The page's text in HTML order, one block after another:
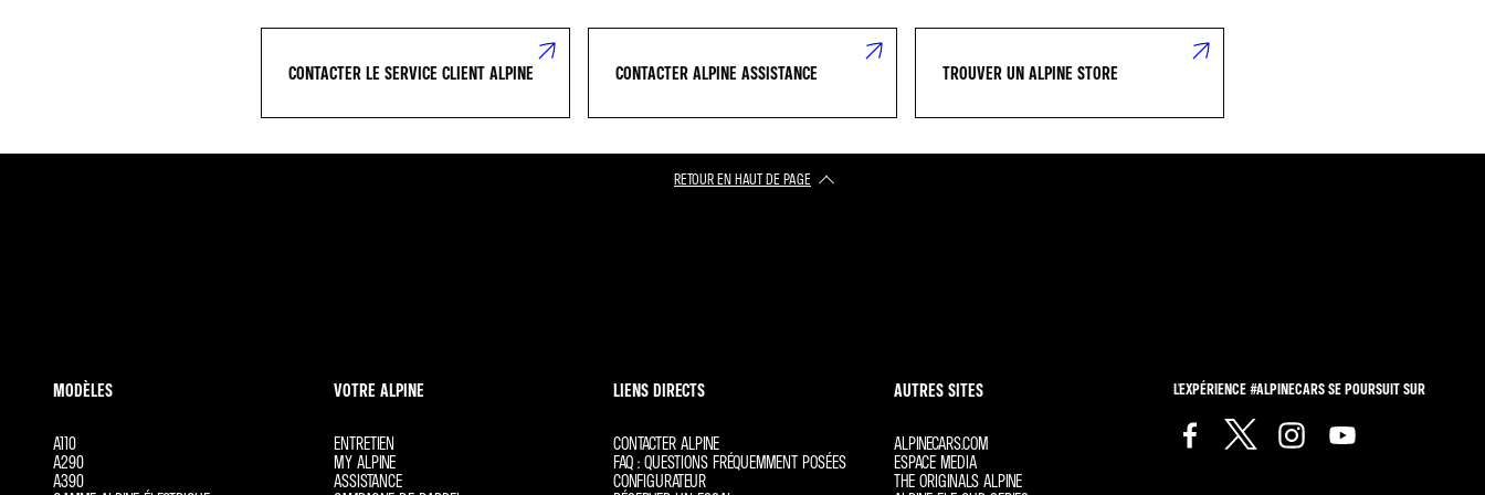
CONTACTER LE SERVICE CLIENT ALPINE CONTACTER ALPINE ASSISTANCE TROUVER UN ALPINE STORE
RETOUR EN HAUT DE PAGE
MODÈLES
A110
A290
A390
VOTRE ALPINE
ENTRETIEN
MY ALPINE
ASSISTANCE
LIENS DIRECTS
CONTACTER ALPINE
FAQ : QUESTIONS FRÉQUEMMENT POSÉES
CONFIGURATEUR
AUTRES SITES
ALPINECARS.COM
ESPACE MEDIA
THE ORIGINALS ALPINE
L'EXPÉRIENCE #ALPINECARS SE POURSUIT SUR